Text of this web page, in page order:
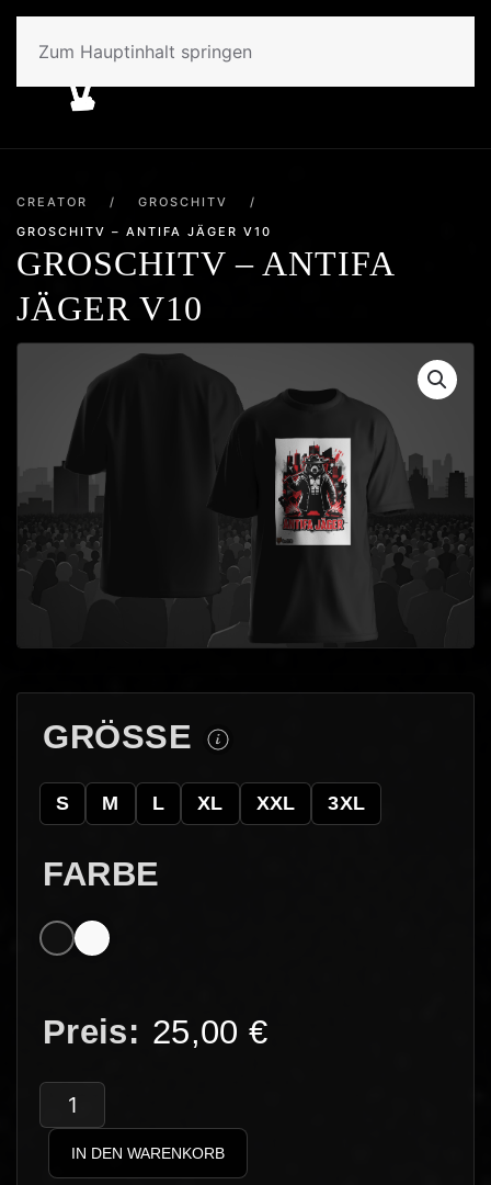
Zum Hauptinhalt springen
CREATOR / GROSCHITV
/
GROSCHITV – ANTIFA JÄGER V10
GROSCHITV – ANTIFA
JÄGER V10
GRÖSSE
S M L XL XXL 3XL
FARBE
25,00 €
GroschiTV
–
AntifaIN DEN WARENKORB